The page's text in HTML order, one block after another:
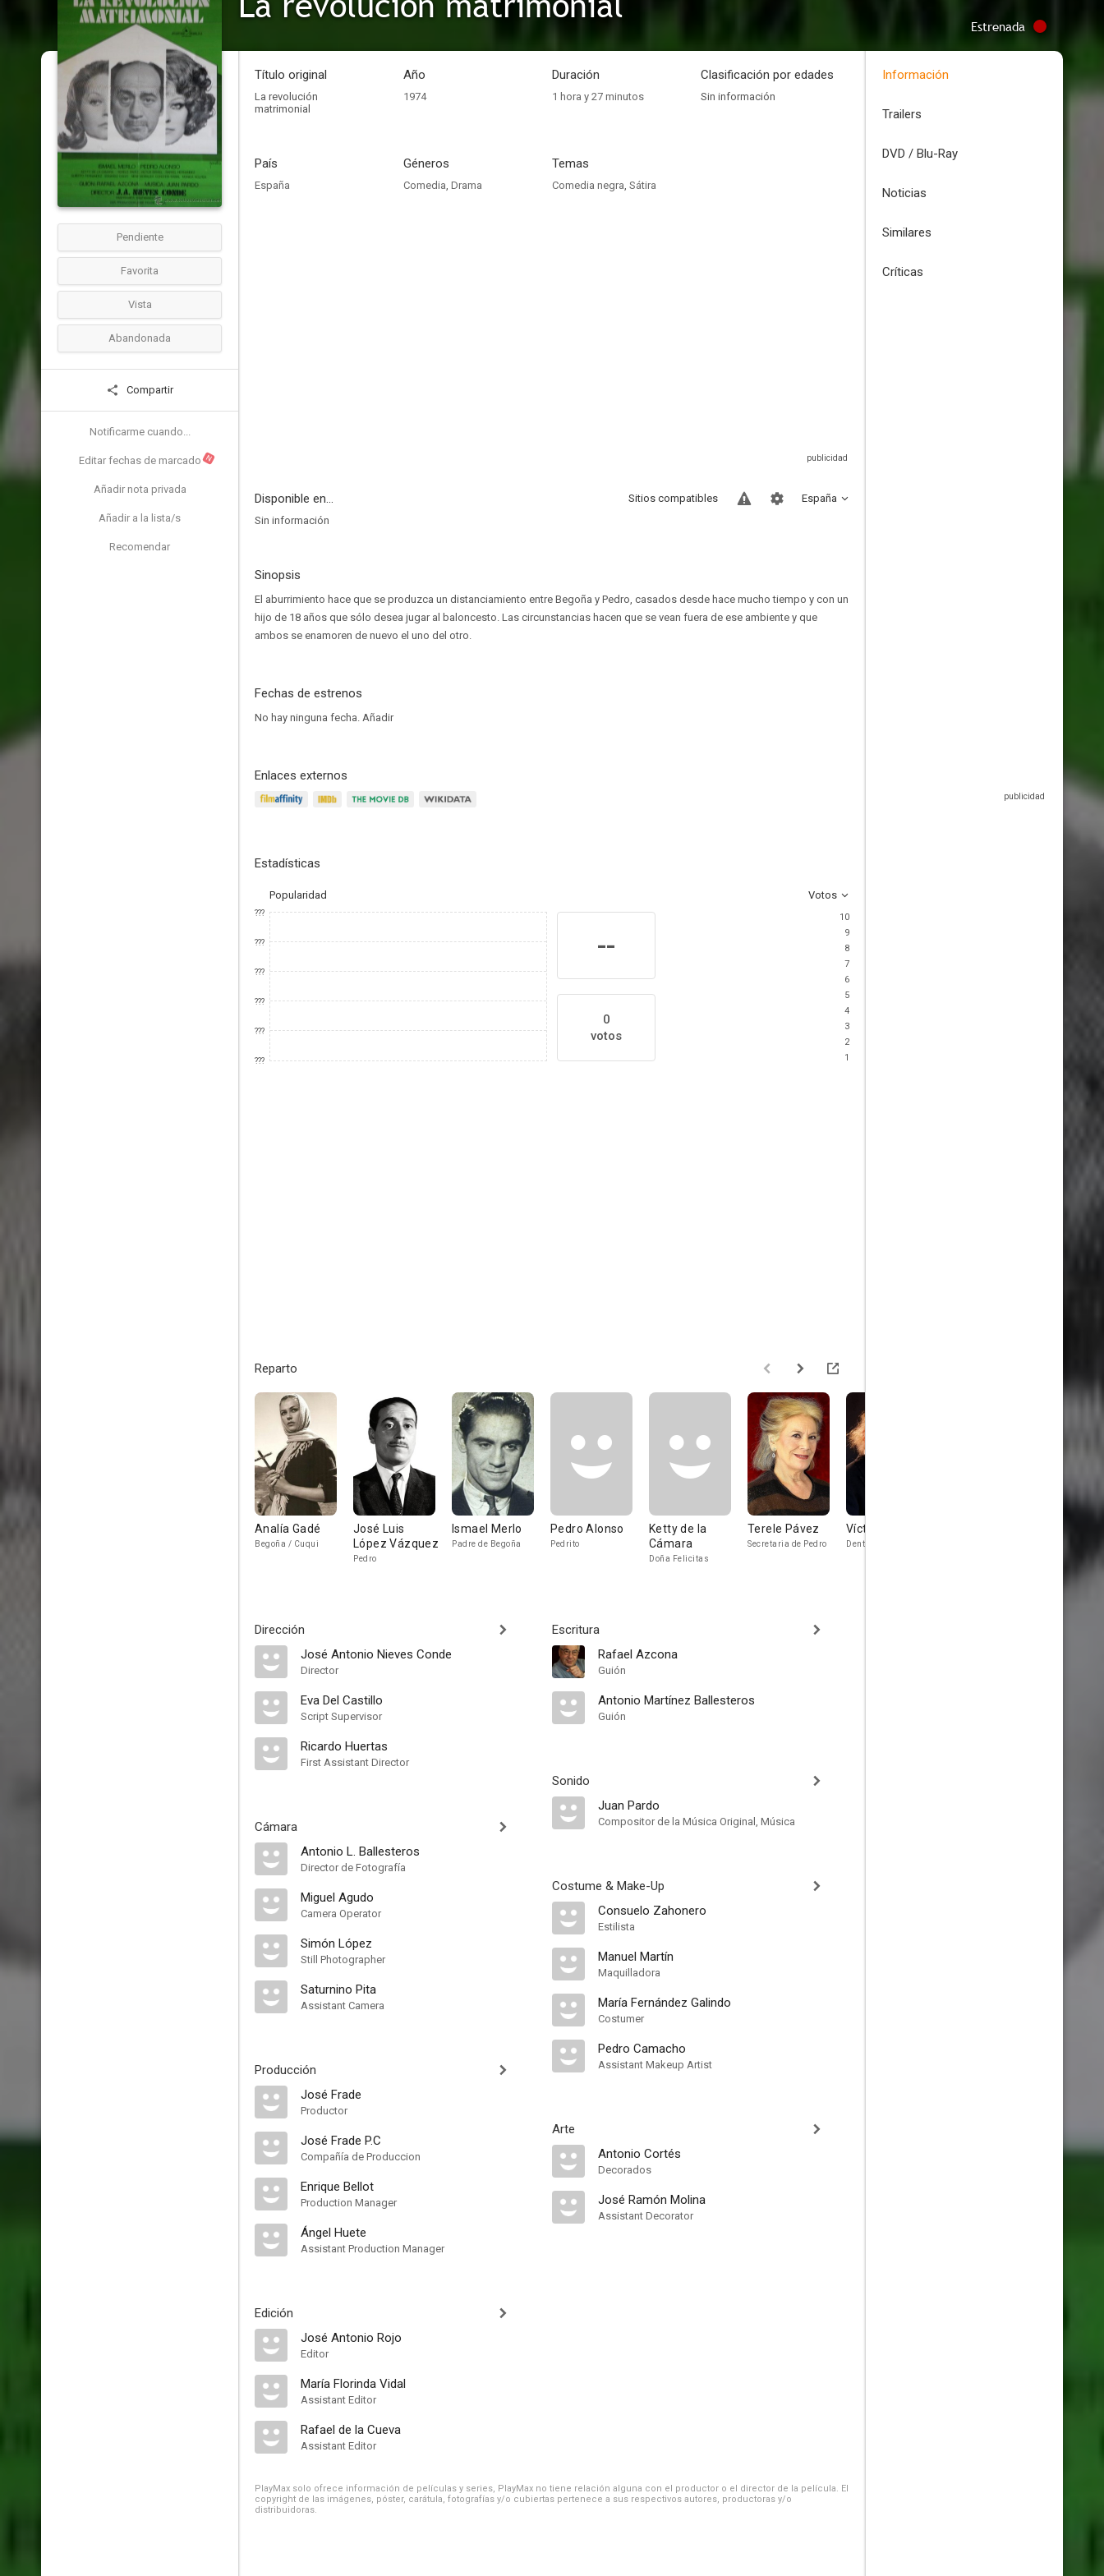
Estrenada
Pendiente
Favorita
Vista
Abandonada
Compartir
Notificarme cuando...
Editar fechas de marcado N
Añadir nota privada
Añadir a la lista/s
Recomendar
Título original
La revolución
matrimonial
Año
1974
Duración
1 hora y 27 minutos
Clasificación por edades
Sin información
País
España
Géneros
Comedia, Drama
Temas
Comedia negra, Sátira
Disponible en... España
Sitios compatibles
Sin información
Sinopsis
El aburrimiento hace que se produzca un distanciamiento entre Begoña y Pedro, casados desde hace mucho tiempo y con un
hijo de 18 años que sólo desea jugar al baloncesto. Las circunstancias hacen que se vean fuera de ese ambiente y que
ambos se enamoren de nuevo el uno del otro.
Fechas de estrenos
No hay ninguna fecha. Añadir
Enlaces externos
Estadísticas
Popularidad Votos
???
???
???
???
???
???
--
0
votos
10
9
8
7
6
5
4
3
2
1
Reparto
Analía Gadé
Begoña / Cuqui
José Luis
López Vázquez
Pedro
Ismael Merlo
Padre de Begoña
Pedro Alonso
Pedrito
Ketty de la
Cámara
Doña Felicitas
Terele Pávez
Secretaria de Pedro
Víctor Israel
Dentista
Dirección
José Antonio Nieves Conde
Director
Eva Del Castillo
Script Supervisor
Ricardo Huertas
First Assistant Director
Cámara
Antonio L. Ballesteros
Director de Fotografía
Miguel Agudo
Camera Operator
Simón López
Still Photographer
Saturnino Pita
Assistant Camera
Producción
José Frade
Productor
José Frade P.C
Compañía de Produccion
Enrique Bellot
Production Manager
Ángel Huete
Assistant Production Manager
Edición
José Antonio Rojo
Editor
María Florinda Vidal
Assistant Editor
Rafael de la Cueva
Assistant Editor
Escritura
Rafael Azcona
Guión
Antonio Martínez Ballesteros
Guión
Sonido
Juan Pardo
Compositor de la Música Original, Música
Costume & Make-Up
Consuelo Zahonero
Estilista
Manuel Martín
Maquilladora
María Fernández Galindo
Costumer
Pedro Camacho
Assistant Makeup Artist
Arte
Antonio Cortés
Decorados
José Ramón Molina
Assistant Decorator
PlayMax solo ofrece información de películas y series, PlayMax no tiene relación alguna con el productor o el director de la película. El
copyright de las imágenes, póster, carátula, fotografías y/o cubiertas pertenece a sus respectivos autores, productoras y/o
distribuidoras.
Información
Trailers
DVD / Blu-Ray
Noticias
Similares
Críticas